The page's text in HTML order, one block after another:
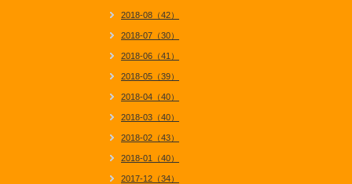
2018-08（42）
2018-07（30）
2018-06（41）
2018-05（39）
2018-04（40）
2018-03（40）
2018-02（43）
2018-01（40）
2017-12（34）